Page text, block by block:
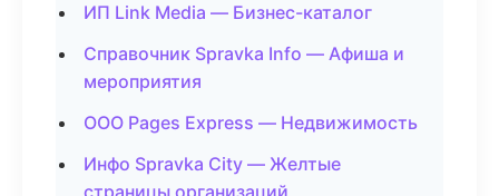
ИП Link Media — Бизнес-каталог
Справочник Spravka Info — Афиша и
мероприятия
ООО Pages Express — Недвижимость
Инфо Spravka City — Желтые
страницы организаций